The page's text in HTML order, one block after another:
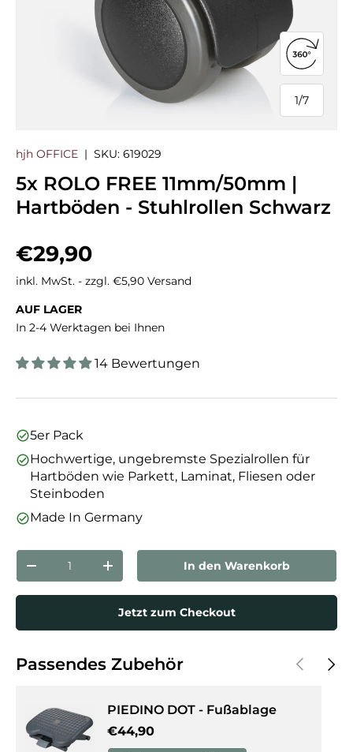
1/
von
7
360°-
hjh OFFICE | SKU: 619029
5x ROLO FREE 11mm/50mm |
Hartböden - Stuhlrollen Schwarz
Normaler Preis
€29,90
inkl. MwSt. - zzgl. €5,90 Versand
AUF LAGER
In 2-4 Werktagen bei Ihnen
14 Bewertungen
5er Pack
Hochwertige, ungebremste Spezialrollen für
Hartböden wie Parkett, Laminat, Fliesen oder
Steinboden
Made In Germany
Anzahl
Menge verringernMenge erhöhenIn den Warenkorb
Jetzt zum Checkout
Passendes Zubehör Vorherige
PIEDINO DOT - Fußablage
Normaler Preis
€44,90